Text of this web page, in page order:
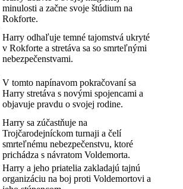
minulosti a začne svoje štúdium na
Rokforte.
Harry odhaľuje temné tajomstvá ukryté
v Rokforte a stretáva sa so smrteľnými
nebezpečenstvami.
V tomto napínavom pokračovaní sa
Harry stretáva s novými spojencami a
objavuje pravdu o svojej rodine.
Harry sa zúčastňuje na
Trojčarodejníckom turnaji a čelí
smrteľnému nebezpečenstvu, ktoré
prichádza s návratom Voldemorta.
Harry a jeho priatelia zakladajú tajnú
organizáciu na boj proti Voldemortovi a